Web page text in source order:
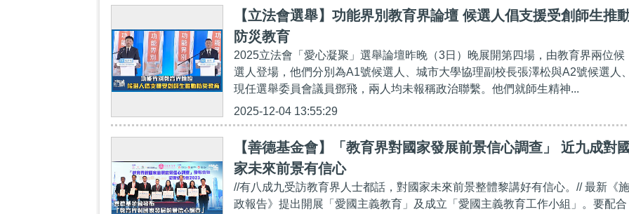
【立法會選舉】功能界別教育界論壇 候選人倡支援受創師生推
防災教育
2025立法會「愛心凝聚」選舉論壇昨晚（3日）晚展開第四場，由教育界兩位候
選人登場，他們分別為A1號候選人、城市大學協理副校長張澤松與A2號候選人
現任選舉委員會議員鄧飛，兩人均未報稱政治聯繫。他們就師生精神...
2025-12-04 13:55:29
【善德基金會】「教育界對國家發展前景信心調查」 近九成對
家未來前景有信心
//有八成九受訪教育界人士都話，對國家未來前景整體黎講好有信心。// 最新《施
政報告》提出開展「愛國主義教育」及成立「愛國主義教育工作小組」。要配合